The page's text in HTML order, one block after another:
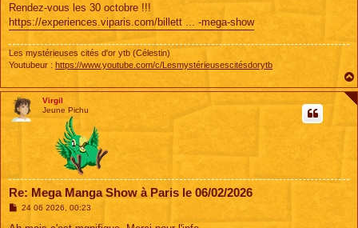
a
g
e
Rendez-vous les 30 octobre !!!
https://experiences.viparis.com/billett ... -mega-show
Les mystérieuses cités d'or ytb (Célestin)
Youtubeur : https://www.youtube.com/c/Lesmystérieusescitésdorytb
Virgil
Jeune Pichu
Re: Mega Manga Show à Paris le 06/02/2026
M
s
24 06 2026, 00:23